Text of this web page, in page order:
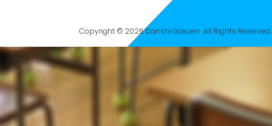
Copyright © 2026 Danshi Gakuen All Rights Reserved.